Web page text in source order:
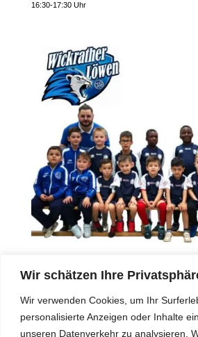
Wir schätzen Ihre
Wir verwenden Cookies, um Ihr
personalisierte Anzeigen oder Inhalte
unseren Datenverkehr zu analysieren.
16:30-17:30 Uhr